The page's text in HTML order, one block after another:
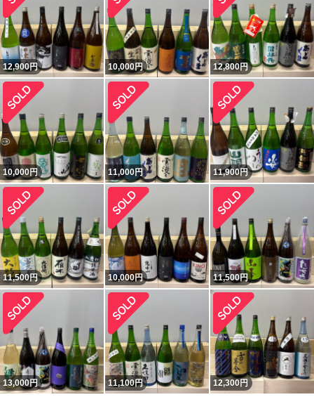
12,900円 10,000円 12,800円
10,000円 11,000円 11,900円
11,500円 10,000円 11,500円
13,000円 11,100円 12,300円